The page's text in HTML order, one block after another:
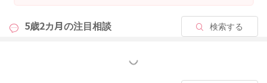
いかがでしょうか？
5歳2カ月の注目相談 検索する
もっと見る